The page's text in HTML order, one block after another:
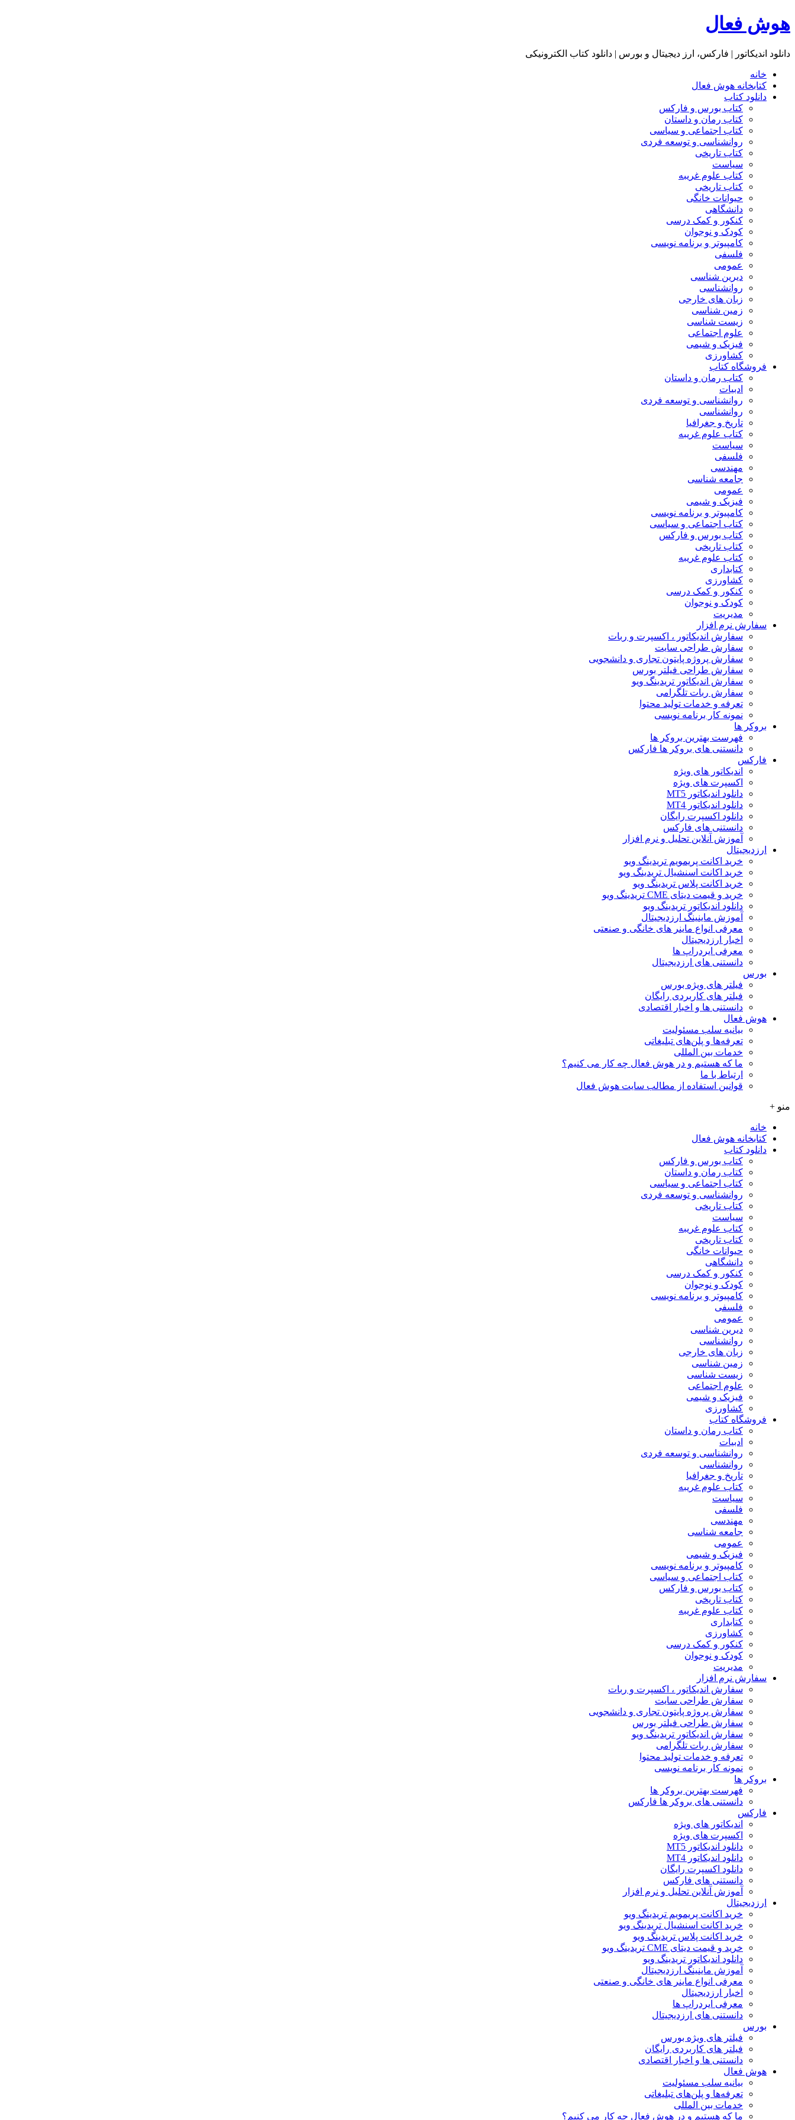
هوش فعال
دانلود اندیکاتور | فارکس، ارز دیجیتال و بورس | دانلود کتاب الکترونیکی
خانه
کتابخانه هوش فعال
دانلود کتاب
کتاب بورس و فارکس
کتاب رمان و داستان
کتاب اجتماعی و سیاسی
روانشناسی و توسعه فردی
کتاب تاریخی
سیاست
کتاب علوم غریبه
کتاب تاریخی
حیوانات خانگی
دانشگاهی
کنکور و کمک‌ درسی
کودک و نوجوان
کامپیوتر و برنامه نویسی
فلسفی
عمومی
دیرین شناسی
روانشناسی
زبان های خارجی
زمین شناسی
زیست شناسی
علوم اجتماعی
فیزیک و شیمی
کشاورزی
فروشگاه کتاب
کتاب رمان و داستان
ادبیات
روانشناسی و توسعه فردی
روانشناسی
تاریخ و جغرافیا
کتاب علوم غریبه
سیاست
فلسفی
مهندسی
جامعه شناسی
عمومی
فیزیک و شیمی
کامپیوتر و برنامه نویسی
کتاب اجتماعی و سیاسی
کتاب بورس و فارکس
کتاب تاریخی
کتاب علوم غریبه
کتابداری
کشاورزی
کنکور و کمک‌ درسی
کودک و نوجوان
مدیریت
سفارش نرم افزار
سفارش اندیکاتور ، اکسپرت و ربات
سفارش طراحی سایت
سفارش پروژه پایتون تجاری و دانشجویی
سفارش طراحی فیلتر بورس
سفارش اندیکاتور تریدینگ ویو
سفارش ربات تلگرامی
تعرفه و خدمات تولید محتوا
نمونه کار برنامه نویسی
بروکر ها
فهرست بهترین بروکر ها
دانستنی های بروکر ها فارکس
فارکس
اندیکاتور های ویژه
اکسپرت های ویژه
دانلود اندیکاتور MT5
دانلود اندیکاتور MT4
دانلود اکسپرت رایگان
دانستنی های فارکس
آموزش آنلاین تحلیل و نرم افزار
ارزدیجیتال
خرید اکانت پریمویم تریدینگ ویو
خرید اکانت اسنشیال تریدینگ ویو
خرید اکانت پلاس تریدینگ ویو
خرید و قیمت دیتای CME تریدینگ ویو
دانلود اندیکاتور تریدینگ ویو
آموزش ماینینگ ارزدیجیتال
معرفی انواع ماینر های خانگی و صنعتی
اخبار ارزدیجیتال
معرفی ایردراپ ها
دانستنی های ارزدیجیتال
بورس
فیلتر های ویژه بورس
فیلتر های کاربردی رایگان
دانستنی ها و اخبار اقتصادی
هوش فعال
بیانیه سلب مسئولیت
تعرفه‌ها و پلن‌های تبلیغاتی
خدمات بین المللی
ما که هستیم و در هوش فعال چه کار می کنیم؟
ارتباط با ما
قوانین استفاده از مطالب سایت هوش فعال
منو +
خانه
کتابخانه هوش فعال
دانلود کتاب
کتاب بورس و فارکس
کتاب رمان و داستان
کتاب اجتماعی و سیاسی
روانشناسی و توسعه فردی
کتاب تاریخی
سیاست
کتاب علوم غریبه
کتاب تاریخی
حیوانات خانگی
دانشگاهی
کنکور و کمک‌ درسی
کودک و نوجوان
کامپیوتر و برنامه نویسی
فلسفی
عمومی
دیرین شناسی
روانشناسی
زبان های خارجی
زمین شناسی
زیست شناسی
علوم اجتماعی
فیزیک و شیمی
کشاورزی
فروشگاه کتاب
کتاب رمان و داستان
ادبیات
روانشناسی و توسعه فردی
روانشناسی
تاریخ و جغرافیا
کتاب علوم غریبه
سیاست
فلسفی
مهندسی
جامعه شناسی
عمومی
فیزیک و شیمی
کامپیوتر و برنامه نویسی
کتاب اجتماعی و سیاسی
کتاب بورس و فارکس
کتاب تاریخی
کتاب علوم غریبه
کتابداری
کشاورزی
کنکور و کمک‌ درسی
کودک و نوجوان
مدیریت
سفارش نرم افزار
سفارش اندیکاتور ، اکسپرت و ربات
سفارش طراحی سایت
سفارش پروژه پایتون تجاری و دانشجویی
سفارش طراحی فیلتر بورس
سفارش اندیکاتور تریدینگ ویو
سفارش ربات تلگرامی
تعرفه و خدمات تولید محتوا
نمونه کار برنامه نویسی
بروکر ها
فهرست بهترین بروکر ها
دانستنی های بروکر ها فارکس
فارکس
اندیکاتور های ویژه
اکسپرت های ویژه
دانلود اندیکاتور MT5
دانلود اندیکاتور MT4
دانلود اکسپرت رایگان
دانستنی های فارکس
آموزش آنلاین تحلیل و نرم افزار
ارزدیجیتال
خرید اکانت پریمویم تریدینگ ویو
خرید اکانت اسنشیال تریدینگ ویو
خرید اکانت پلاس تریدینگ ویو
خرید و قیمت دیتای CME تریدینگ ویو
دانلود اندیکاتور تریدینگ ویو
آموزش ماینینگ ارزدیجیتال
معرفی انواع ماینر های خانگی و صنعتی
اخبار ارزدیجیتال
معرفی ایردراپ ها
دانستنی های ارزدیجیتال
بورس
فیلتر های ویژه بورس
فیلتر های کاربردی رایگان
دانستنی ها و اخبار اقتصادی
هوش فعال
بیانیه سلب مسئولیت
تعرفه‌ها و پلن‌های تبلیغاتی
خدمات بین المللی
ما که هستیم و در هوش فعال چه کار می کنیم؟